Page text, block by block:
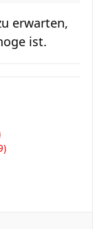
erwarten,
ist.